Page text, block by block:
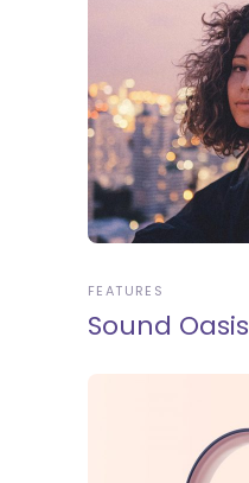
FEATURES
Sound Oasis